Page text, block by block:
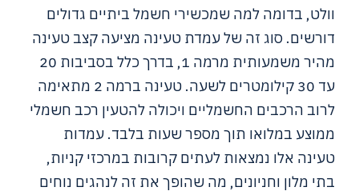
וולט, בדומה למה שמכשירי חשמל ביתיים גדולים
דורשים. סוג זה של עמדת טעינה מציעה קצב טעינה
מהיר משמעותית מרמה 1, בדרך כלל בסביבות 20
עד 30 קילומטרים לשעה. טעינה ברמה 2 מתאימה
לרוב הרכבים החשמליים ויכולה להטעין רכב חשמלי
ממוצע במלואו תוך מספר שעות בלבד. עמדות
טעינה אלו נמצאות לעתים קרובות במרכזי קניות,
בתי מלון וחניונים, מה שהופך את זה לנהגים נוחים